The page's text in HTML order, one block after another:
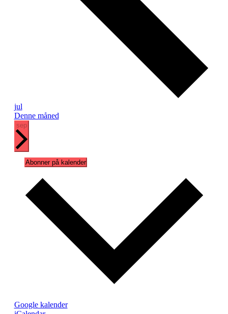
jul
Denne måned
sep
Abonner på kalender
Google kalender